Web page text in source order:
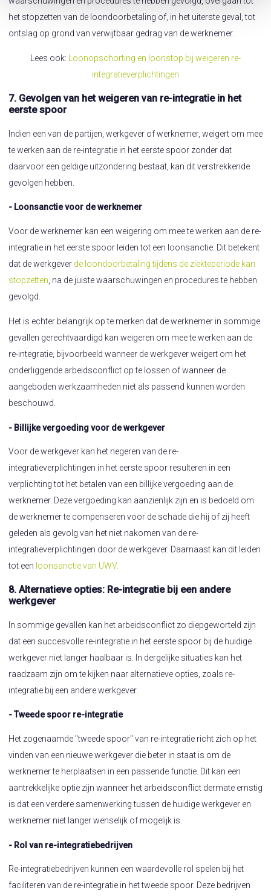
het stopzetten van de loondoorbetaling of, in het uiterste geval, tot
ontslag op grond van verwijtbaar gedrag van de werknemer.
Lees ook:
Loonopschorting en loonstop bij weigeren re-
integratieverplichtingen
7. Gevolgen van het weigeren van re-integratie in het
eerste spoor
Indien een van de partijen, werkgever of werknemer, weigert om mee
te werken aan de re-integratie in het eerste spoor zonder dat
daarvoor een geldige uitzondering bestaat, kan dit verstrekkende
gevolgen hebben.
- Loonsanctie voor de werknemer
Voor de werknemer kan een weigering om mee te werken aan de re-
integratie in het eerste spoor leiden tot een loonsanctie. Dit betekent
dat de werkgever de loondoorbetaling tijdens de ziekteperiode kan
stopzetten , na de juiste waarschuwingen en procedures te hebben
gevolgd.
Het is echter belangrijk op te merken dat de werknemer in sommige
gevallen gerechtvaardigd kan weigeren om mee te werken aan de
re-integratie, bijvoorbeeld wanneer de werkgever weigert om het
onderliggende arbeidsconflict op te lossen of wanneer de
aangeboden werkzaamheden niet als passend kunnen worden
beschouwd.
- Billijke vergoeding voor de werkgever
Voor de werkgever kan het negeren van de re-
integratieverplichtingen in het eerste spoor resulteren in een
verplichting tot het betalen van een billijke vergoeding aan de
werknemer. Deze vergoeding kan aanzienlijk zijn en is bedoeld om
de werknemer te compenseren voor de schade die hij of zij heeft
geleden als gevolg van het niet nakomen van de re-
integratieverplichtingen door de werkgever. Daarnaast kan dit leiden
tot een loonsanctie van UWV.
8. Alternatieve opties: Re-integratie bij een andere
werkgever
In sommige gevallen kan het arbeidsconflict zo diepgeworteld zijn
dat een succesvolle re-integratie in het eerste spoor bij de huidige
werkgever niet langer haalbaar is. In dergelijke situaties kan het
raadzaam zijn om te kijken naar alternatieve opties, zoals re-
integratie bij een andere werkgever.
- Tweede spoor re-integratie
Het zogenaamde "tweede spoor" van re-integratie richt zich op het
vinden van een nieuwe werkgever die beter in staat is om de
werknemer te herplaatsen in een passende functie. Dit kan een
aantrekkelijke optie zijn wanneer het arbeidsconflict dermate ernstig
is dat een verdere samenwerking tussen de huidige werkgever en
werknemer niet langer wenselijk of mogelijk is.
- Rol van re-integratiebedrijven
Re-integratiebedrijven kunnen een waardevolle rol spelen bij het
faciliteren van de re-integratie in het tweede spoor. Deze bedrijven